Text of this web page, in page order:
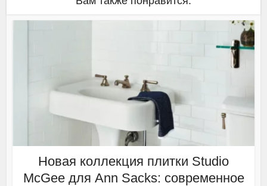
Новая коллекция плитки Studio
McGee для Ann Sacks: современное